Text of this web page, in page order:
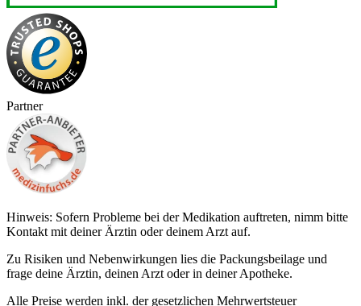
Partner
Hinweis: Sofern Probleme bei der Medikation auftreten, nimm bitte
Kontakt mit deiner Ärztin oder deinem Arzt auf.
Zu Risiken und Nebenwirkungen lies die Packungsbeilage und
frage deine Ärztin, deinen Arzt oder in deiner Apotheke.
Alle Preise werden inkl. der gesetzlichen Mehrwertsteuer